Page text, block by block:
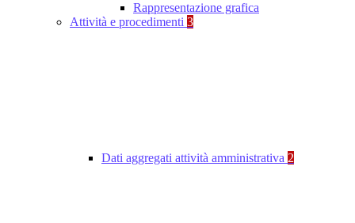
Rappresentazione grafica
Attività e procedimenti 3
Dati aggregati attività amministrativa 2